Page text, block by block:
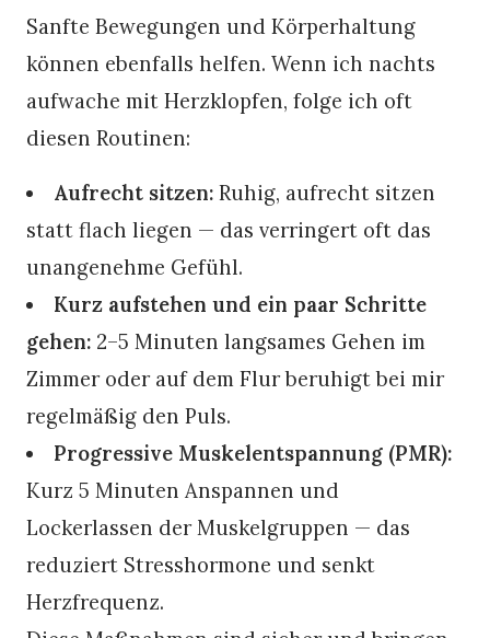
Sanfte Bewegungen und Körperhaltung
können ebenfalls helfen. Wenn ich nachts
aufwache mit Herzklopfen, folge ich oft
diesen Routinen:
Aufrecht sitzen: Ruhig, aufrecht sitzen
statt flach liegen — das verringert oft das
unangenehme Gefühl.
Kurz aufstehen und ein paar Schritte
gehen: 2–5 Minuten langsames Gehen im
Zimmer oder auf dem Flur beruhigt bei mir
regelmäßig den Puls.
Progressive Muskelentspannung (PMR):
Kurz 5 Minuten Anspannen und
Lockerlassen der Muskelgruppen — das
reduziert Stresshormone und senkt
Herzfrequenz.